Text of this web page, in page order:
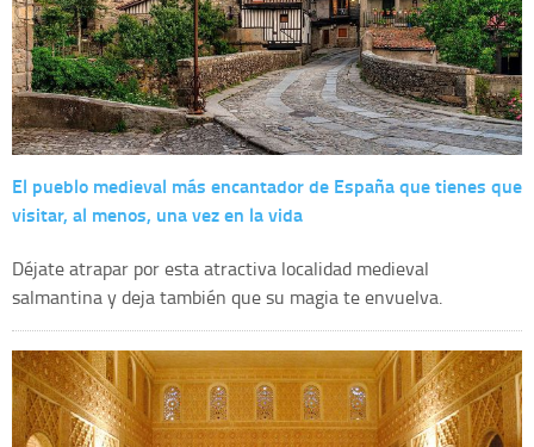
El pueblo medieval más encantador de España que tienes que
visitar, al menos, una vez en la vida
Déjate atrapar por esta atractiva localidad medieval
salmantina y deja también que su magia te envuelva.